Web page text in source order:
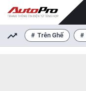
Trên Ghế